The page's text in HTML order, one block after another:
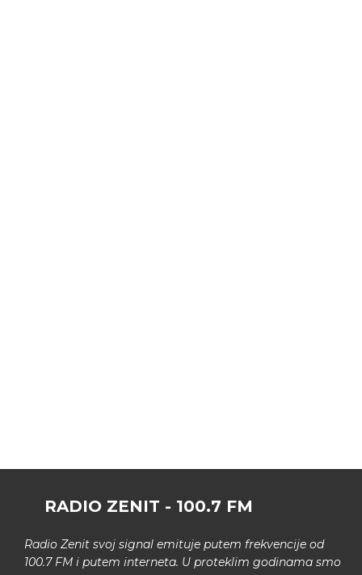
RADIO ZENIT - 100.7 FM
Radio Zenit svoj signal emituje putem frekvencije od
100.7 FM i putem interneta. U proteklim godinama smo